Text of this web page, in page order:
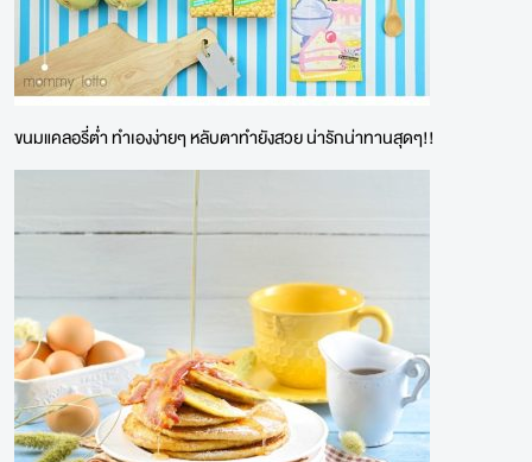
ขนมแคลอรี่ต่ำ ทำเองง่ายๆ หลับตาทำยังสวย น่ารักน่าทานสุดๆ!!